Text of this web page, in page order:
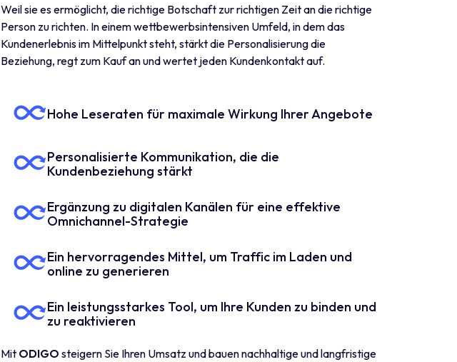
Weil sie es ermöglicht, die richtige Botschaft zur richtigen Zeit an die richtige
Person zu richten. In einem wettbewerbsintensiven Umfeld, in dem das
Kundenerlebnis im Mittelpunkt steht, stärkt die Personalisierung die
Beziehung, regt zum Kauf an und wertet jeden Kundenkontakt auf.
Hohe Leseraten für maximale Wirkung Ihrer Angebote
Personalisierte Kommunikation, die die
Kundenbeziehung stärkt
Ergänzung zu digitalen Kanälen für eine effektive
Omnichannel-Strategie
Ein hervorragendes Mittel, um Traffic im Laden und
online zu generieren
Ein leistungsstarkes Tool, um Ihre Kunden zu binden und
zu reaktivieren
Mit ODIGO steigern Sie Ihren Umsatz und bauen nachhaltige und langfristige